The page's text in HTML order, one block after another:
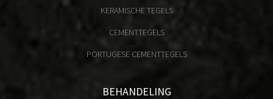
KERAMISCHE TEGELS
CEMENTTEGELS
PORTUGESE CEMENTTEGELS
BEHANDELING